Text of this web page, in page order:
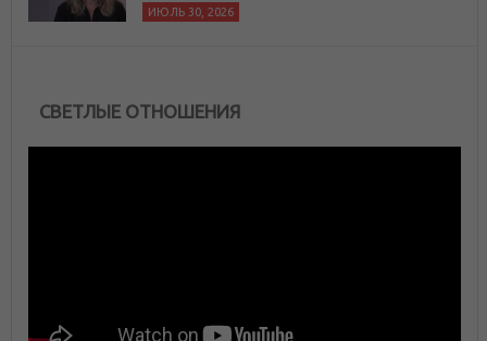
ИЮЛЬ 30, 2026
СВЕТЛЫЕ ОТНОШЕНИЯ